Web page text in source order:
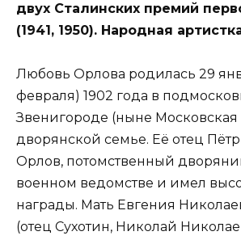
двух Сталинских премий
(1941, 1950). Народная
Любовь Орлова родилась 29
февраля) 1902 года в
Звенигороде (ныне Московская
дворянской семье. Её отец
Орлов, потомственный
военном ведомстве и имел
награды. Мать Евгения
(отец Сухотин, Николай